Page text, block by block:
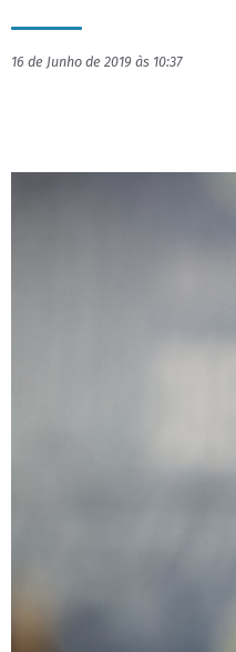
16 de Junho de 2019 às 10:37